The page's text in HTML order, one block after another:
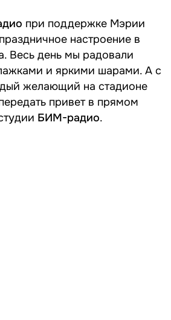
при поддержке Мэрии
настроение в
Весь день мы радовали
и яркими шарами. А с
желающий на стадионе
привет в прямом
БИМ-радио.